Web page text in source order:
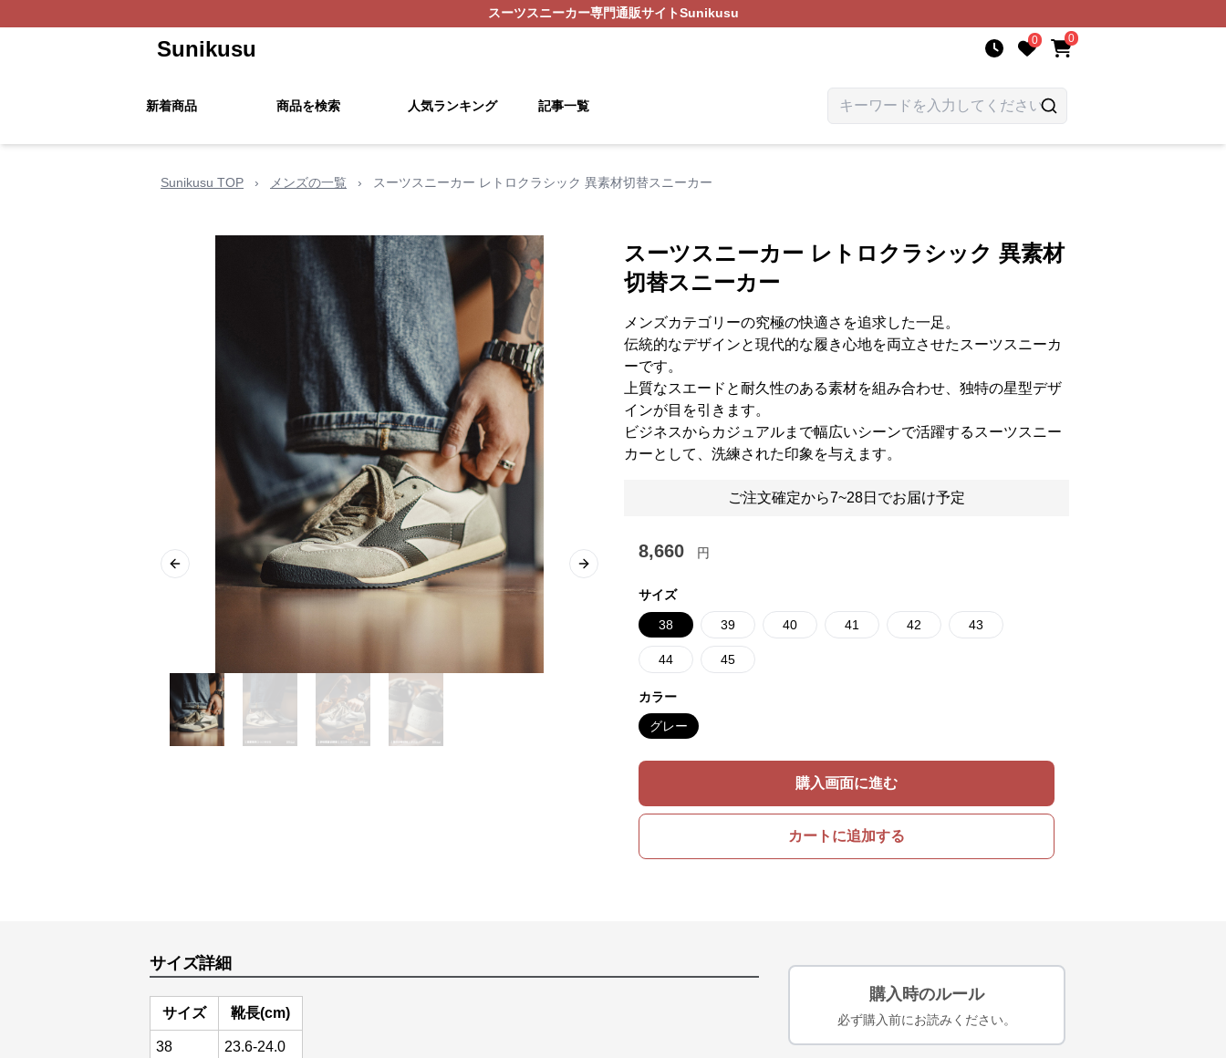
スーツスニーカー専門通販サイトSunikusu
Sunikusu 0 0
新着商品 商品を検索 人気ランキング 記事一覧
Sunikusu TOP › メンズの一覧 › スーツスニーカー レトロクラシック 異素材切替スニーカー
Previous slide Next slide
スーツスニーカー レトロクラシック 異素材
切替スニーカー
メンズカテゴリーの究極の快適さを追求した一足。
伝統的なデザインと現代的な履き心地を両立させたスーツスニーカ
ーです。
上質なスエードと耐久性のある素材を組み合わせ、独特の星型デザ
インが目を引きます。
ビジネスからカジュアルまで幅広いシーンで活躍するスーツスニー
カーとして、洗練された印象を与えます。
ご注文確定から7~28日でお届け予定
8,660 円
サイズ
38 39 40 41 42 43
44 45
カラー
グレー
購入画面に進む
カートに追加する
サイズ詳細
サイズ 靴長(cm)
38 23.6-24.0
購入時のルール
必ず購入前にお読みください。